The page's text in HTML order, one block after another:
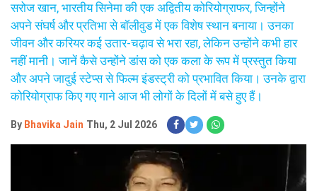
सरोज खान, भारतीय सिनेमा की एक अद्वितीय कोरियोग्राफर, जिन्होंने
अपने संघर्ष और प्रतिभा से बॉलीवुड में एक विशेष स्थान बनाया। उनका
जीवन और करियर कई उतार-चढ़ाव से भरा रहा, लेकिन उन्होंने कभी हार
नहीं मानी। जानें कैसे उन्होंने डांस को एक कला के रूप में प्रस्तुत किया
और अपने जादुई स्टेप्स से फिल्म इंडस्ट्री को प्रभावित किया। उनके द्वारा
कोरियोग्राफ किए गए गाने आज भी लोगों के दिलों में बसे हुए हैं।
By Bhavika Jain Thu, 2 Jul 2026